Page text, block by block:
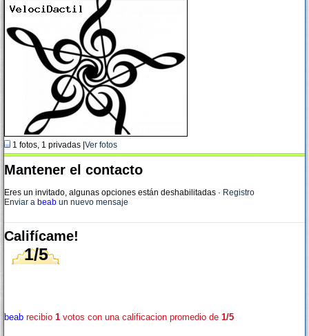
1 fotos, 1 privadas | Ver fotos
Mantener el contacto
Eres un invitado, algunas opciones están deshabilitadas · Registro
Enviar a beab un nuevo mensaje
Califícame!
1/5
beab recibio 1 votos con una calificacion promedio de 1/5